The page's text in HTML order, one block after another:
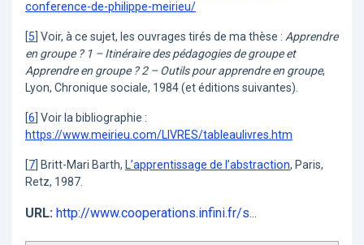
conference-de-philippe-meirieu/
[5 Voir, à ce sujet, les ouvrages tirés de ma thèse : Apprendre
en groupe ? 1 – Itinéraire des pédagogies de groupe et
Apprendre en groupe ? 2 – Outils pour apprendre en groupe,
Lyon, Chronique sociale, 1984 (et éditions suivantes).
[6 Voir la bibliographie :
https://www.meirieu.com/LIVRES/tableaulivres.htm
[7 Britt-Mari Barth, L’apprentissage de l’abstraction, Paris,
Retz, 1987.
URL: http://www.cooperations.infini.fr/s...